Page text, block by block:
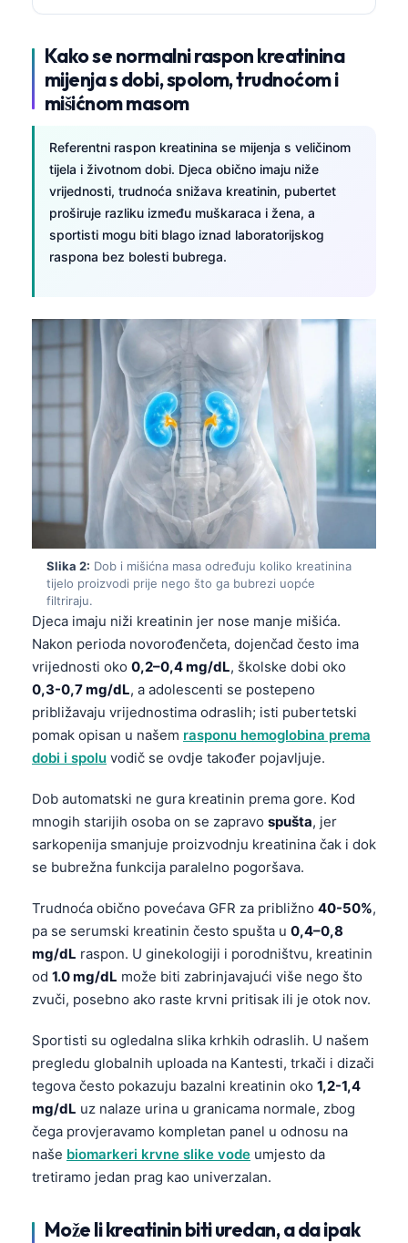
Kako se normalni raspon kreatinina
mijenja s dobi, spolom, trudnoćom i
mišićnom masom
Referentni raspon kreatinina se mijenja s veličinom
tijela i životnom dobi. Djeca obično imaju niže
vrijednosti, trudnoća snižava kreatinin, pubertet
proširuje razliku između muškaraca i žena, a
sportisti mogu biti blago iznad laboratorijskog
raspona bez bolesti bubrega.
Slika 2: Dob i mišićna masa određuju koliko kreatinina
tijelo proizvodi prije nego što ga bubrezi uopće
filtriraju.
Djeca imaju niži kreatinin jer nose manje mišića.
Nakon perioda novorođenčeta, dojenčad često ima
vrijednosti oko 0,2–0,4 mg/dL, školske dobi oko
0,3-0,7 mg/dL, a adolescenti se postepeno
približavaju vrijednostima odraslih; isti pubertetski
pomak opisan u našem rasponu hemoglobina prema
dobi i spolu vodič se ovdje također pojavljuje.
Dob automatski ne gura kreatinin prema gore. Kod
mnogih starijih osoba on se zapravo spušta, jer
sarkopenija smanjuje proizvodnju kreatinina čak i dok
se bubrežna funkcija paralelno pogoršava.
Trudnoća obično povećava GFR za približno 40-50%,
pa se serumski kreatinin često spušta u 0,4–0,8
mg/dL raspon. U ginekologiji i porodništvu, kreatinin
od 1.0 mg/dL može biti zabrinjavajući više nego što
zvuči, posebno ako raste krvni pritisak ili je otok nov.
Sportisti su ogledalna slika krhkih odraslih. U našem
pregledu globalnih uploada na Kantesti, trkači i dizači
tegova često pokazuju bazalni kreatinin oko 1,2-1,4
mg/dL uz nalaze urina u granicama normale, zbog
čega provjeravamo kompletan panel u odnosu na
naše biomarkeri krvne slike vode umjesto da
tretiramo jedan prag kao univerzalan.
Može li kreatinin biti uredan, a da ipak